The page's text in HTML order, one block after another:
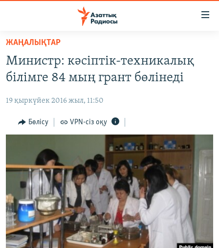
Skip
main
content
to
Navigation
Skip
САЯСАТ
ҚАҢТАР ОҚИҒАСЫ
АДАМ ҚҰҚЫҚТАРЫ
АРНАЙЫ ЖОБАЛАР
Русский
ЖАЗЫЛЫҢЫЗ
ЖАҢАЛЫҚТАР
Министр: кәсіптік-техникалық
білімге 84 мың грант бөлінеді
19 қыркүйек 2016 жыл, 11:50
Бөлісу VPN-сіз оқу